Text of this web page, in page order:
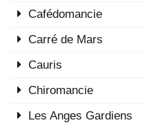
Cafédomancie
Carré de Mars
Cauris
Chiromancie
Les Anges Gardiens